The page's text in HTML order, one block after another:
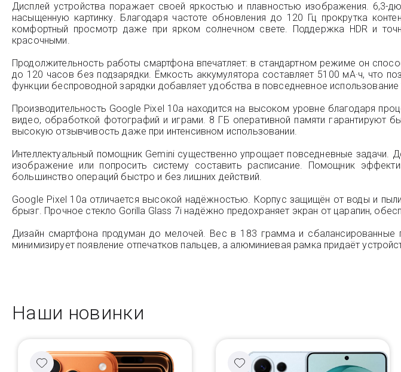
Дисплей устройства поражает своей яркостью и плавностью изображения. 6,3-
насыщенную картинку. Благодаря частоте обновления до 120 Гц прокрутка
комфортный просмотр даже при ярком солнечном свете. Поддержка HDR и
красочными.
Продолжительность работы смартфона впечатляет: в стандартном режиме он
до 120 часов без подзарядки. Ёмкость аккумулятора составляет 5100 мА·ч, что
функции беспроводной зарядки добавляет удобства в повседневное использование
Производительность Google Pixel 10a находится на высоком уровне благодаря
видео, обработкой фотографий и играми. 8 ГБ оперативной памяти гарантируют
высокую отзывчивость даже при интенсивном использовании.
Интеллектуальный помощник Gemini существенно упрощает повседневные
изображение или попросить систему составить расписание. Помощник
большинство операций быстро и без лишних действий.
Google Pixel 10a отличается высокой надёжностью. Корпус защищён от воды и
брызг. Прочное стекло Gorilla Glass 7i надёжно предохраняет экран от царапин,
Дизайн смартфона продуман до мелочей. Вес в 183 грамма и
минимизирует появление отпечатков пальцев, а алюминиевая рамка придаёт
Наши новинки